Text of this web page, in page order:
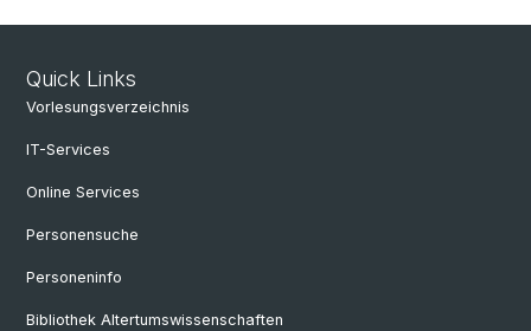
Quick Links
Vorlesungsverzeichnis
IT-Services
Online Services
Personensuche
Personeninfo
Bibliothek Altertumswissenschaften